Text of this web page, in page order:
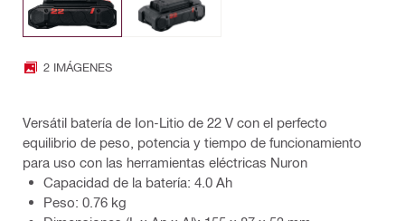
2 IMÁGENES
Versátil batería de Ion-Litio de 22 V con el perfecto
equilibrio de peso, potencia y tiempo de funcionamiento
para uso con las herramientas eléctricas Nuron
Capacidad de la batería: 4.0 Ah
Peso: 0.76 kg